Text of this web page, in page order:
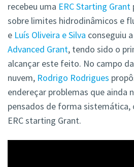
recebeu uma ERC Starting Grant
sobre limites hidrodinâmicos e
e Luís Oliveira e Silva conseguiu
Advanced Grant, tendo sido o
alcançar este feito. No campo
nuvem, Rodrigo Rodrigues
endereçar problemas que ainda
pensados de forma sistemática,
ERC starting Grant.